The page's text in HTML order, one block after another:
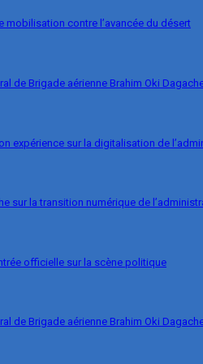
mobilisation contre l’avancée du désert
de Brigade aérienne Brahim Oki
expérience sur la digitalisation de
sur la transition numérique de
officielle sur la scène politique
de Brigade aérienne Brahim Oki